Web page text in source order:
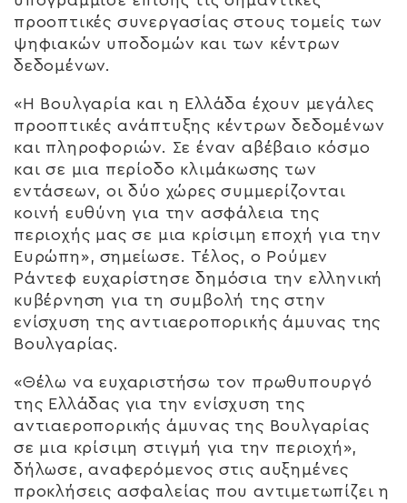
προοπτικές συνεργασίας στους τομείς των
ψηφιακών υποδομών και των κέντρων
δεδομένων.
«Η Βουλγαρία και η Ελλάδα έχουν μεγάλες
προοπτικές ανάπτυξης κέντρων δεδομένων
και πληροφοριών. Σε έναν αβέβαιο κόσμο
και σε μια περίοδο κλιμάκωσης των
εντάσεων, οι δύο χώρες συμμερίζονται
κοινή ευθύνη για την ασφάλεια της
περιοχής μας σε μια κρίσιμη εποχή για την
Ευρώπη», σημείωσε. Τέλος, ο Ρούμεν
Ράντεφ ευχαρίστησε δημόσια την ελληνική
κυβέρνηση για τη συμβολή της στην
ενίσχυση της αντιαεροπορικής άμυνας της
Βουλγαρίας.
«Θέλω να ευχαριστήσω τον πρωθυπουργό
της Ελλάδας για την ενίσχυση της
αντιαεροπορικής άμυνας της Βουλγαρίας
σε μια κρίσιμη στιγμή για την περιοχή»,
δήλωσε, αναφερόμενος στις αυξημένες
προκλήσεις ασφαλείας που αντιμετωπίζει η